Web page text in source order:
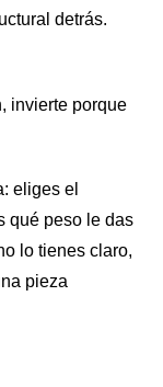
detrás.
invierte porque
eliges el
qué peso le das
lo tienes claro,
pieza